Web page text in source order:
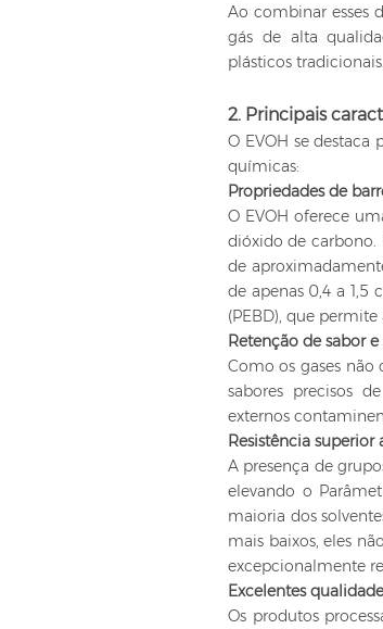
Ao combinar esses
gás de alta
plásticos tradicionais.
2. Principais
O EVOH se
químicas:
Propriedades de
O EVOH oferece
dióxido de carbono.
de
de apenas 0,4 a 1,5
(PEBD), que permite
Retenção de sabor
Como os gases não
sabores precisos
externos
Resistência
A presença de
elevando o
maioria dos
mais baixos, eles
excepcionalmente
Excelentes
Os produtos